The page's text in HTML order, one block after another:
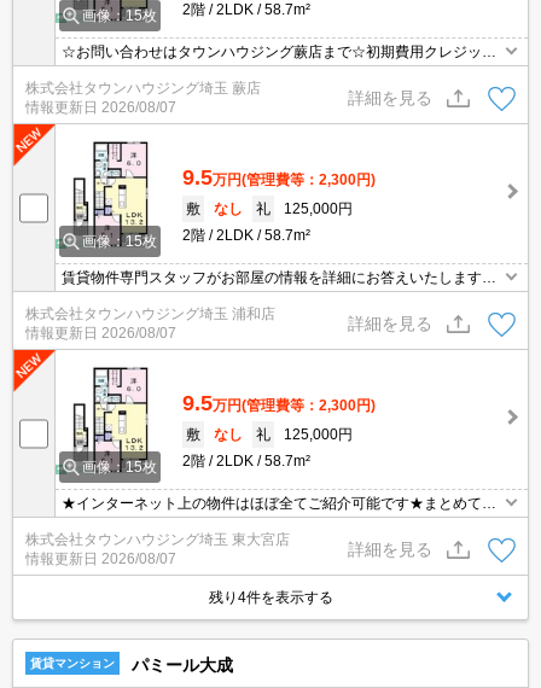
画像：15枚
2階
2LDK 58.7m²
☆お問い合わせはタウンハウジング蕨店まで☆初期費用クレジット
決済相談☆オンラインでの内見・契約もお気軽にご相談ください！
株式会社タウンハウジング埼玉 蕨店
情報更新日 2026/08/07
詳細を見る
画像：15枚
9.5万円(管理費等：2,300円)
敷
なし 礼
125,000円
2階
2LDK 58.7m²
賃貸物件専門スタッフがお部屋の情報を詳細にお答えいたします。
お問合わせはタウンハウジング浦和店まで♪
株式会社タウンハウジング埼玉 浦和店
情報更新日 2026/08/07
詳細を見る
画像：15枚
9.5万円(管理費等：2,300円)
敷
なし 礼
125,000円
2階
2LDK 58.7m²
★インターネット上の物件はほぼ全てご紹介可能です★まとめてご
紹介致します★お部屋探しは情報量地域No１の★タウンハウジング
東大宮店まで★
株式会社タウンハウジング埼玉 東大宮店
情報更新日 2026/08/07
詳細を見る
残り4件を表示する
賃貸マンション パミール大成